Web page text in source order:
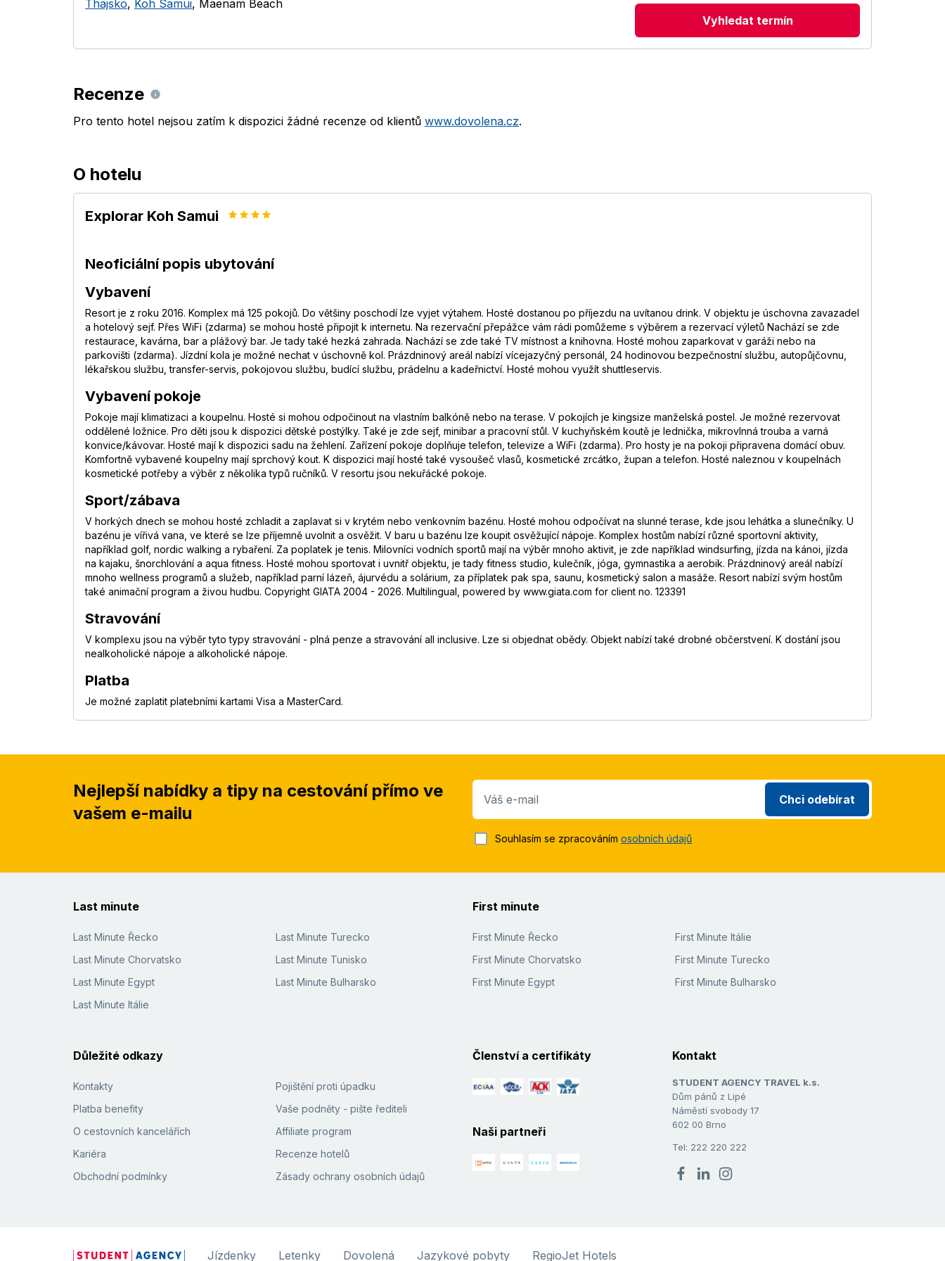
Thajsko, Koh Samui, Maenam Beach
Vyhledat termín
Recenze
Pro tento hotel nejsou zatím k dispozici žádné recenze od klientů www.dovolena.cz.
O hotelu
Explorar Koh Samui
Neoficiální popis ubytování
Vybavení
Resort je z roku 2016. Komplex má 125 pokojů. Do většiny poschodí lze vyjet výtahem. Hosté dostanou po příjezdu na uvítanou drink. V objektu je úschovna zavazadel
a hotelový sejf. Přes WiFi (zdarma) se mohou hosté připojit k internetu. Na rezervační přepážce vám rádi pomůžeme s výběrem a rezervací výletů Nachází se zde
restaurace, kavárna, bar a plážový bar. Je tady také hezká zahrada. Nachází se zde také TV místnost a knihovna. Hosté mohou zaparkovat v garáži nebo na
parkovišti (zdarma). Jízdní kola je možné nechat v úschovně kol. Prázdninový areál nabízí vícejazyčný personál, 24 hodinovou bezpečnostní službu, autopůjčovnu,
lékařskou službu, transfer-servis, pokojovou službu, budící službu, prádelnu a kadeřnictví. Hosté mohou využít shuttleservis.
Vybavení pokoje
Pokoje mají klimatizaci a koupelnu. Hosté si mohou odpočinout na vlastním balkóně nebo na terase. V pokojích je kingsize manželská postel. Je možné rezervovat
oddělené ložnice. Pro děti jsou k dispozici dětské postýlky. Také je zde sejf, minibar a pracovní stůl. V kuchyňském koutě je lednička, mikrovlnná trouba a varná
konvice/kávovar. Hosté mají k dispozici sadu na žehlení. Zařízení pokoje doplňuje telefon, televize a WiFi (zdarma). Pro hosty je na pokoji připravena domácí obuv.
Komfortně vybavené koupelny mají sprchový kout. K dispozici mají hosté také vysoušeč vlasů, kosmetické zrcátko, župan a telefon. Hosté naleznou v koupelnách
kosmetické potřeby a výběr z několika typů ručníků. V resortu jsou nekuřácké pokoje.
Sport/zábava
V horkých dnech se mohou hosté zchladit a zaplavat si v krytém nebo venkovním bazénu. Hosté mohou odpočívat na slunné terase, kde jsou lehátka a slunečníky. U
bazénu je vířivá vana, ve které se lze příjemně uvolnit a osvěžit. V baru u bazénu lze koupit osvěžující nápoje. Komplex hostům nabízí různé sportovní aktivity,
například golf, nordic walking a rybaření. Za poplatek je tenis. Milovníci vodních sportů mají na výběr mnoho aktivit, je zde například windsurfing, jízda na kánoi, jízda
na kajaku, šnorchlování a aqua fitness. Hosté mohou sportovat i uvnitř objektu, je tady fitness studio, kulečník, jóga, gymnastika a aerobik. Prázdninový areál nabízí
mnoho wellness programů a služeb, například parní lázeň, ájurvédu a solárium, za příplatek pak spa, saunu, kosmetický salon a masáže. Resort nabízí svým hostům
také animační program a živou hudbu. Copyright GIATA 2004 - 2026. Multilingual, powered by www.giata.com for client no. 123391
Stravování
V komplexu jsou na výběr tyto typy stravování - plná penze a stravování all inclusive. Lze si objednat obědy. Objekt nabízí také drobné občerstvení. K dostání jsou
nealkoholické nápoje a alkoholické nápoje.
Platba
Je možné zaplatit platebními kartami Visa a MasterCard.
Nejlepší nabídky a tipy na cestování přímo ve
vašem e-mailu
Váš e-mail Chci odebírat
Souhlasím se zpracováním osobních údajů
Last minute
Last Minute Řecko
Last Minute Chorvatsko
Last Minute Egypt
Last Minute Itálie
Last Minute Turecko
Last Minute Tunisko
Last Minute Bulharsko
First minute
First Minute Řecko
First Minute Chorvatsko
First Minute Egypt
First Minute Itálie
First Minute Turecko
First Minute Bulharsko
Důležité odkazy
Kontakty
Platba benefity
O cestovních kancelářích
Kariéra
Obchodní podmínky
Pojištění proti úpadku
Vaše podněty - pište řediteli
Affiliate program
Recenze hotelů
Zásady ochrany osobních údajů
Členství a certifikáty
Naši partneři
Kontakt
STUDENT AGENCY TRAVEL k.s.
Dům pánů z Lipé
Náměstí svobody 17
602 00 Brno
Tel: 222 220 222
Jízdenky Letenky Dovolená Jazykové pobyty RegioJet Hotels